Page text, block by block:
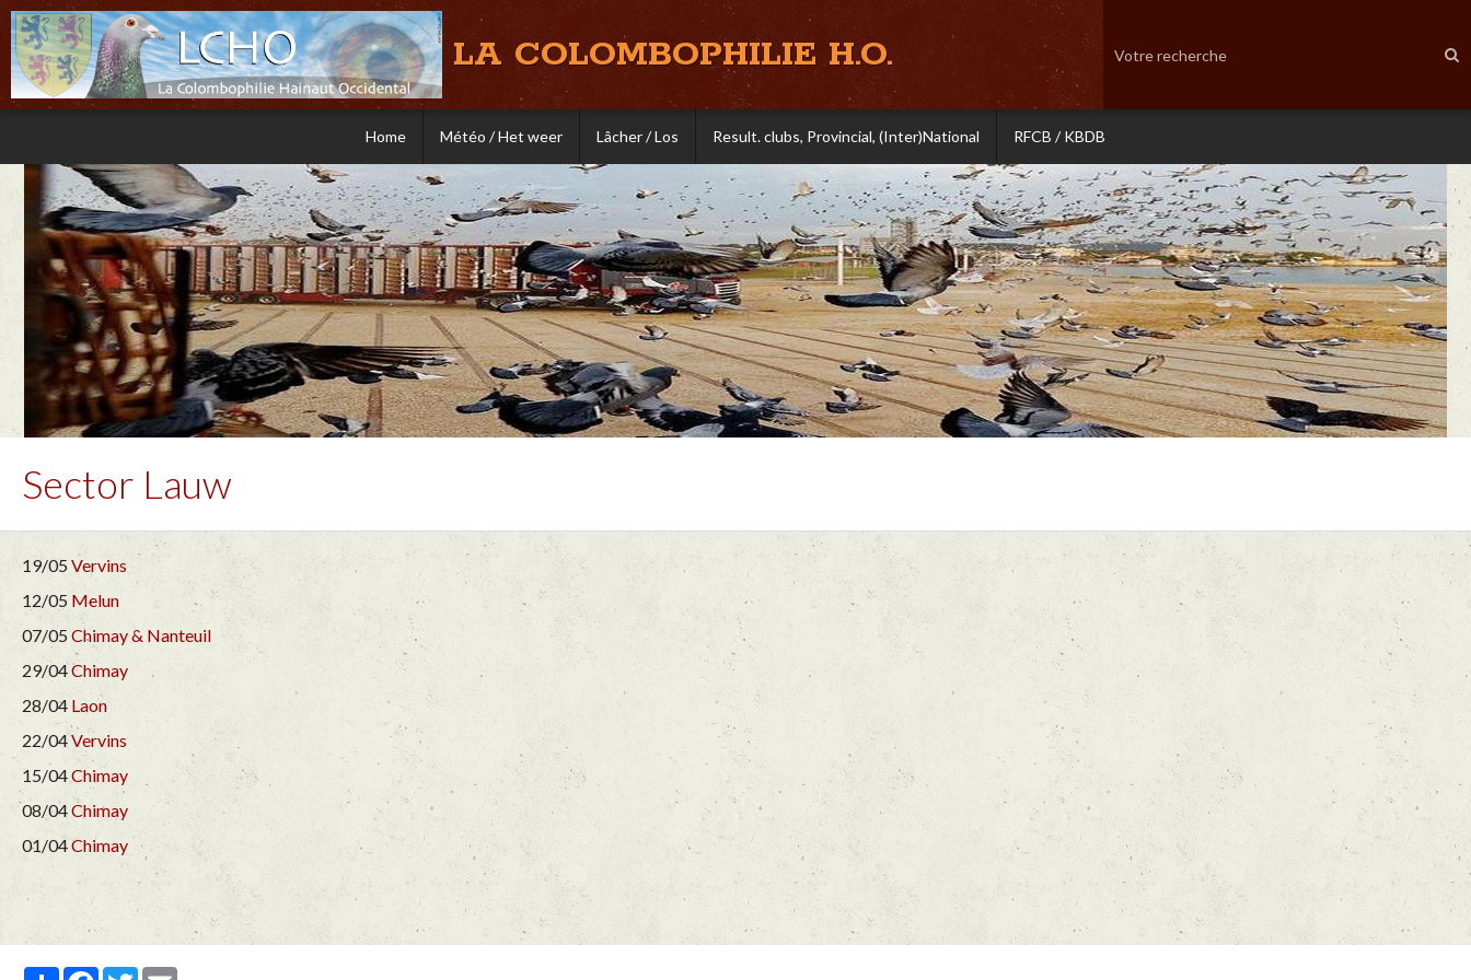
LA COLOMBOPHILIE H.O.
Home Météo / Het weer Lâcher / Los Result. clubs, Provincial, (Inter)National RFCB / KBDB
Sector Lauw
19/05Vervins
12/05 Melun
07/05Chimay & Nanteuil
29/04Chimay
28/04 Laon
22/04Vervins
15/04Chimay
08/04Chimay
01/04Chimay
PartagerFacebook
Twitter